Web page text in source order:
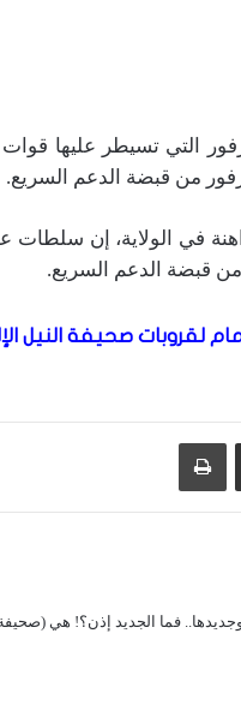
التي تسيطر عليها
من قبضة الدعم السريع.
في الولاية، إن سلطات
من قبضة الدعم السريع.
لقروبات صحيفة النيل
مشاركة عبر البريد طباعة
وجديدها.. فما الجديد إذن؟! هي